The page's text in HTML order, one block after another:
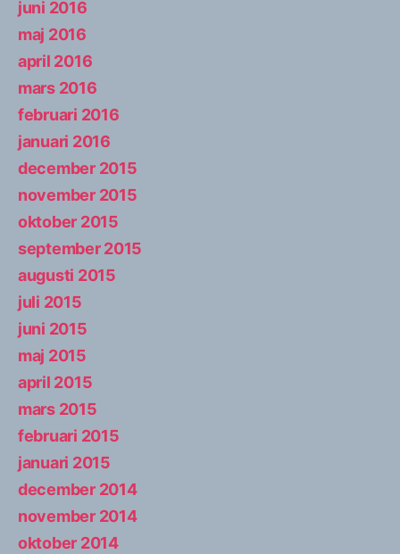
juni 2016
maj 2016
april 2016
mars 2016
februari 2016
januari 2016
december 2015
november 2015
oktober 2015
september 2015
augusti 2015
juli 2015
juni 2015
maj 2015
april 2015
mars 2015
februari 2015
januari 2015
december 2014
november 2014
oktober 2014